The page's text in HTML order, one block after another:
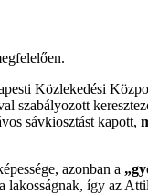
Közlekedési
sávkiosztást kapott,
azonban a
lakosságnak, így az